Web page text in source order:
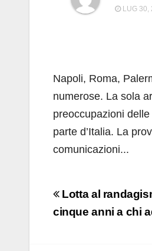
LUG 30,
Napoli, Roma,
numerose. La sola
preoccupazioni
parte d’Italia. La
comunicazioni...
articoli
Lotta al
cinque anni a chi